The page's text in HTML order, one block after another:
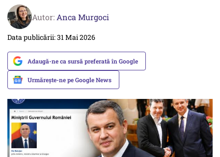
Autor: Anca Murgoci
Data publicării: 31 Mai 2026
Adaugă-ne ca sursă preferată în Google
Urmărește-ne pe Google News